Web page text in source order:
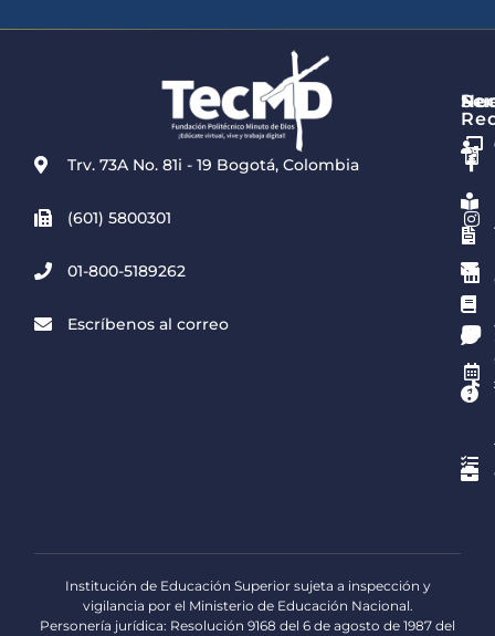
Trv. 73A No. 81i - 19 Bogotá, Colombia
(601) 5800301
01-800-5189262
Escríbenos al correo
Institución de Educación Superior sujeta a inspección y
vigilancia por el Ministerio de Educación Nacional.
Personería jurídica: Resolución 9168 del 6 de agosto de 1987 del